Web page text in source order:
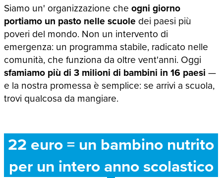
Siamo un' organizzazione che ogni giorno
portiamo un pasto nelle scuole dei paesi più
poveri del mondo. Non un intervento di
emergenza: un programma stabile, radicato nelle
comunità, che funziona da oltre vent'anni. Oggi
sfamiamo più di 3 milioni di bambini in 16 paesi —
e la nostra promessa è semplice: se arrivi a scuola,
trovi qualcosa da mangiare.
22 euro = un bambino nutrito
per un intero anno scolastico